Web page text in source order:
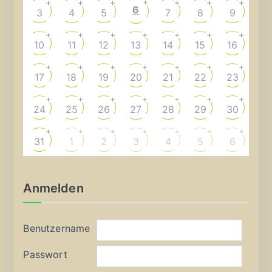
3
+
4
+
5
+
6 7
+
8
+
9
+
10
+
11
+
12
+
13
+
14
+
15
+
16
+
17
+
18
+
19
+
20
+
21
+
22
+
23
+
24
+
25
+
26
+
27
+
28
+
29
+
30
+
31
+
1
+
2
+
3
+
4
+
5
+
6
+
Anmelden
Benutzername
Passwort